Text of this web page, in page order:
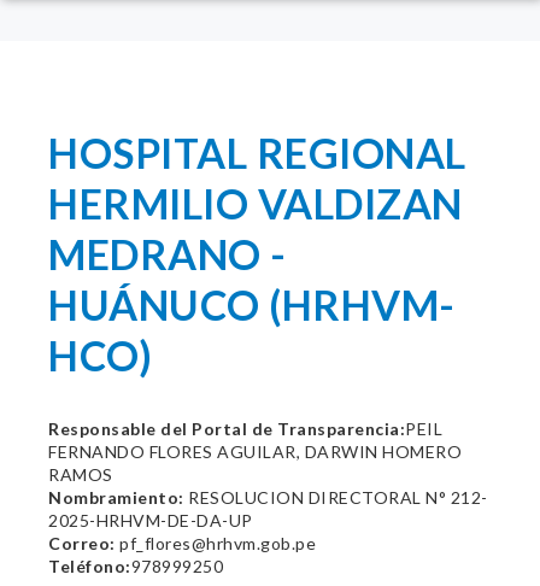
HOSPITAL REGIONAL
HERMILIO VALDIZAN
MEDRANO -
HUÁNUCO (HRHVM-
HCO)
Responsable del Portal de Transparencia:PEIL
FERNANDO FLORES AGUILAR, DARWIN HOMERO
RAMOS
Nombramiento: RESOLUCION DIRECTORAL N° 212-
2025-HRHVM-DE-DA-UP
Correo: pf_flores@hrhvm.gob.pe
Teléfono:978999250